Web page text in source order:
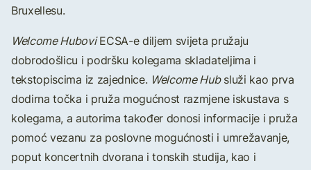
Bruxellesu.
Welcome HuboviECSA-e diljem svijeta pružaju
dobrodošlicu i podršku kolegama skladateljima i
tekstopiscima iz zajednice. Welcome Hubsluži kao prva
dodirna točka i pruža mogućnost razmjene iskustava s
kolegama, a autorima također donosi informacije i pruža
pomoć vezanu za poslovne mogućnosti i umrežavanje,
poput koncertnih dvorana i tonskih studija, kao i